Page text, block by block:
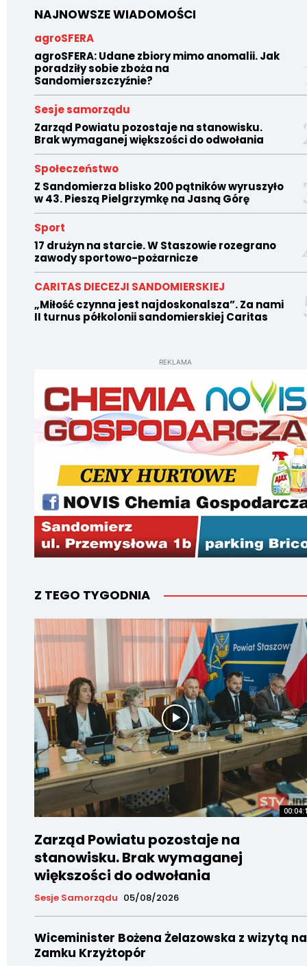
NAJNOWSZE WIADOMOŚCI
agroSFERA
agroSFERA: Udane zbiory mimo anomalii. Jak
poradziły sobie zboża na
Sandomierszczyźnie?
Sesje samorządu
Zarząd Powiatu pozostaje na stanowisku.
Brak wymaganej większości do odwołania
Społeczeństwo
Z Sandomierza blisko 200 pątników wyruszyło
w 43. Pieszą Pielgrzymkę na Jasną Górę
Sport
17 drużyn na starcie. W Staszowie rozegrano
zawody sportowo-pożarnicze
CARITAS DIECEZJI SANDOMIERSKIEJ
„Miłość czynna jest najdoskonalsza”. Za nami
II turnus półkolonii sandomierskiej Caritas
REKLAMA
Z TEGO TYGODNIA
Zarząd Powiatu pozostaje na
stanowisku. Brak wymaganej
większości do odwołania
Sesje Samorządu 05/08/2026
Wiceminister Bożena Żelazowska z wizytą na
Zamku Krzyżtopór